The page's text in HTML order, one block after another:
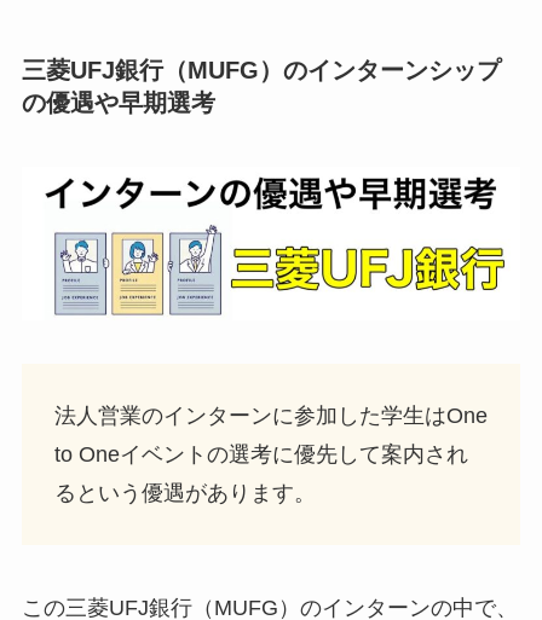
三菱UFJ銀行（MUFG）のインターンシップ
の優遇や早期選考
法人営業のインターンに参加した学生はOne
to Oneイベントの選考に優先して案内され
るという優遇があります。
この三菱UFJ銀行（MUFG）のインターンの中で、